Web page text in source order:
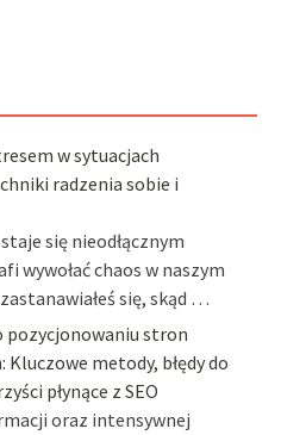
w sytuacjach
radzenia sobie i
się nieodłącznym
wywołać chaos w naszym
się, skąd …
pozycjonowaniu stron
metody, błędy do
płynące z SEO
oraz intensywnej